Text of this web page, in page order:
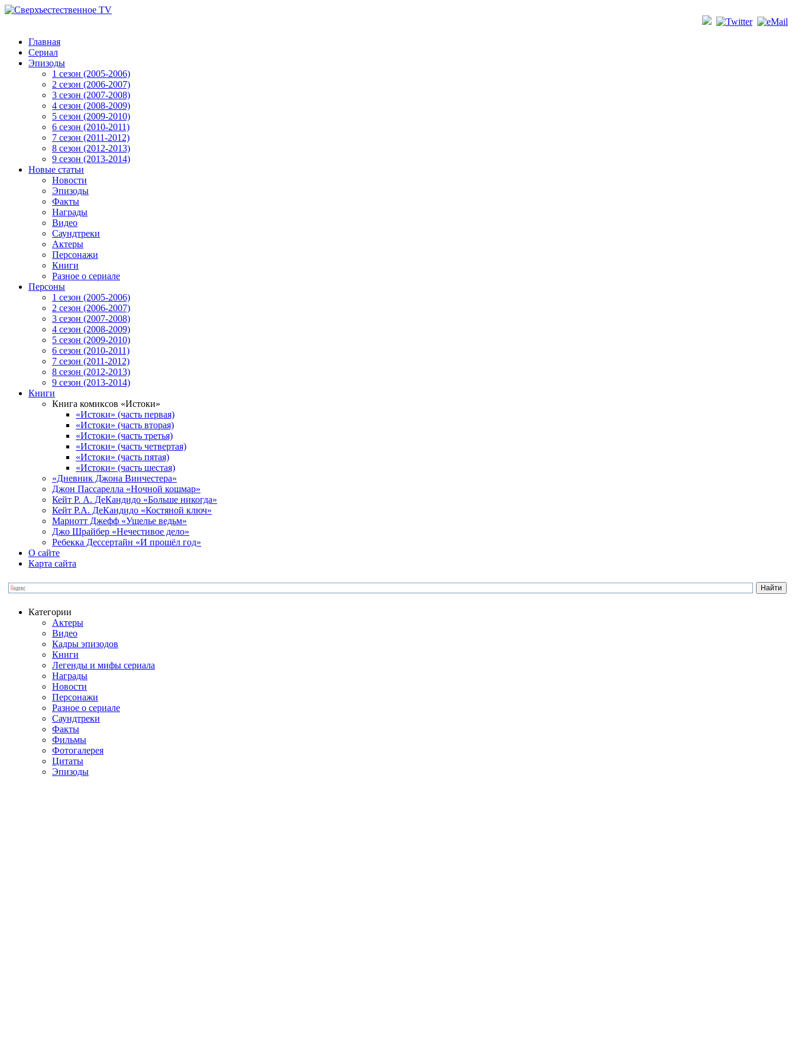
Главная
Сериал
Эпизоды
1 сезон (2005-2006)
2 сезон (2006-2007)
3 сезон (2007-2008)
4 сезон (2008-2009)
5 сезон (2009-2010)
6 сезон (2010-2011)
7 сезон (2011-2012)
8 сезон (2012-2013)
9 сезон (2013-2014)
Новые статьи
Новости
Эпизоды
Факты
Награды
Видео
Саундтреки
Актеры
Персонажи
Книги
Разное о сериале
Персоны
1 сезон (2005-2006)
2 сезон (2006-2007)
3 сезон (2007-2008)
4 сезон (2008-2009)
5 сезон (2009-2010)
6 сезон (2010-2011)
7 сезон (2011-2012)
8 сезон (2012-2013)
9 сезон (2013-2014)
Книги
Книга комиксов «Истоки»
«Истоки» (часть первая)
«Истоки» (часть вторая)
«Истоки» (часть третья)
«Истоки» (часть четвертая)
«Истоки» (часть пятая)
«Истоки» (часть шестая)
«Дневник Джона Винчестера»
Джон Пассарелла «Ночной кошмар»
Кейт Р. А. ДеКандидо «Больше никогда»
Кейт Р.А. ДеКандидо «Костяной ключ»
Мариотт Джефф «Ущелье ведьм»
Джо Шрайбер «Нечестивое дело»
Ребекка Десcертайн «И прошёл год»
О сайте
Карта сайта
Категории
Актеры
Видео
Кадры эпизодов
Книги
Легенды и мифы сериала
Награды
Новости
Персонажи
Разное о сериале
Саундтреки
Факты
Фильмы
Фотогалерея
Цитаты
Эпизоды